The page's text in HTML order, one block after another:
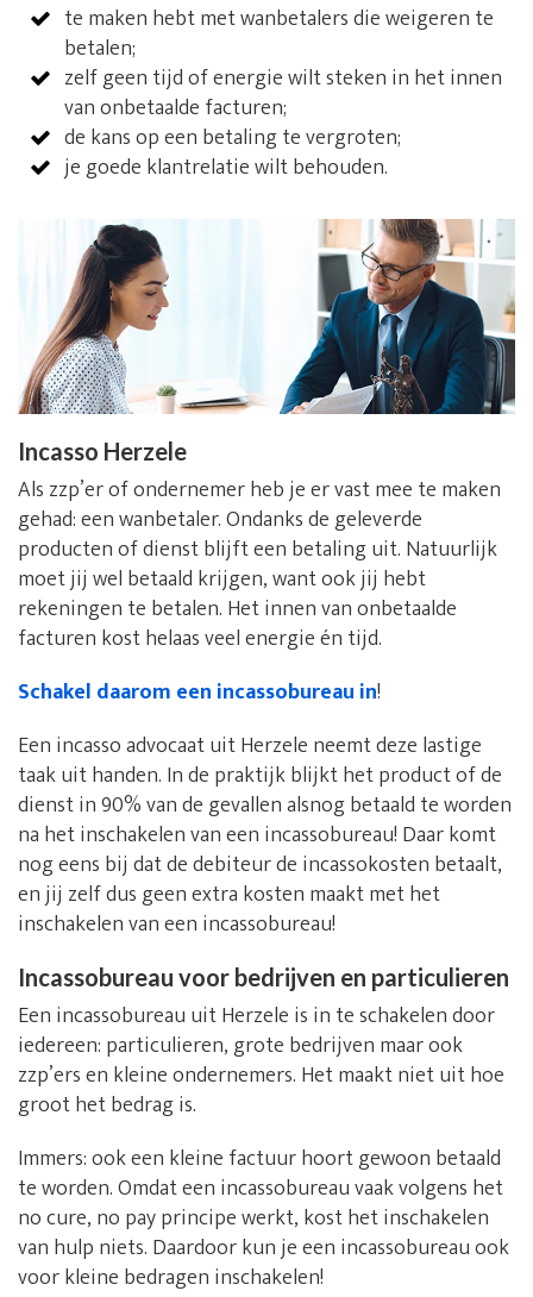
te maken hebt met wanbetalers die weigeren te
betalen;
zelf geen tijd of energie wilt steken in het innen
van onbetaalde facturen;
de kans op een betaling te vergroten;
je goede klantrelatie wilt behouden.
Incasso Herzele
Als zzp’er of ondernemer heb je er vast mee te maken
gehad: een wanbetaler. Ondanks de geleverde
producten of dienst blijft een betaling uit. Natuurlijk
moet jij wel betaald krijgen, want ook jij hebt
rekeningen te betalen. Het innen van onbetaalde
facturen kost helaas veel energie én tijd.
Schakel daarom een incassobureau in!
Een incasso advocaat uit Herzele neemt deze lastige
taak uit handen. In de praktijk blijkt het product of de
dienst in 90% van de gevallen alsnog betaald te worden
na het inschakelen van een incassobureau! Daar komt
nog eens bij dat de debiteur de incassokosten betaalt,
en jij zelf dus geen extra kosten maakt met het
inschakelen van een incassobureau!
Incassobureau voor bedrijven en particulieren
Een incassobureau uit Herzele is in te schakelen door
iedereen: particulieren, grote bedrijven maar ook
zzp’ers en kleine ondernemers. Het maakt niet uit hoe
groot het bedrag is.
Immers: ook een kleine factuur hoort gewoon betaald
te worden. Omdat een incassobureau vaak volgens het
no cure, no pay principe werkt, kost het inschakelen
van hulp niets. Daardoor kun je een incassobureau ook
voor kleine bedragen inschakelen!